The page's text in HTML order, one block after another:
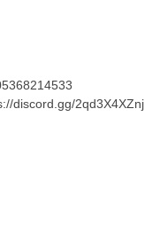
discord.gg/2qd3X4XZnj